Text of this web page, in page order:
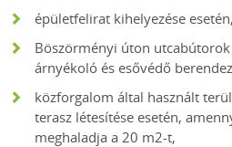
épületfelirat kihelyezése esetén,
Böszörményi úton
árnyékoló és esővédő
közforgalom által használt
terasz létesítése esetén,
meghaladja a 20 m2-t,